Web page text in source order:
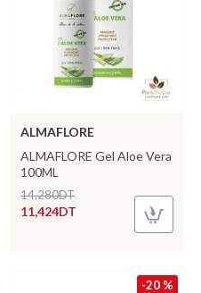
ALMAFLORE
ALMAFLORE Gel Aloe Vera
100ML
11,424DT
14,280DT
-20 %